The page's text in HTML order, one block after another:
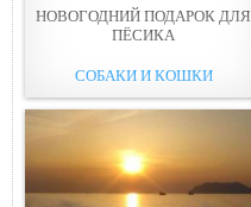
НОВОГОДНИЙ ПОДАРОК ДЛЯ
ПЁСИКА
СОБАКИ И КОШКИ